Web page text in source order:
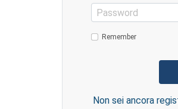
Password
Remember
Non sei ancora